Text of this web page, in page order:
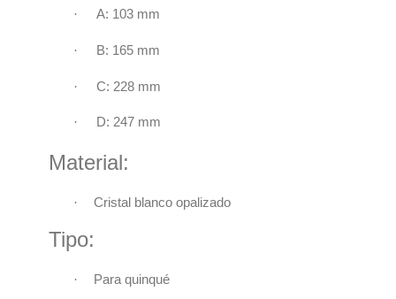
· A: 103 mm
· B: 165 mm
· C: 228 mm
· D: 247 mm
Material:
· Cristal blanco opalizado
Tipo:
· Para quinqué